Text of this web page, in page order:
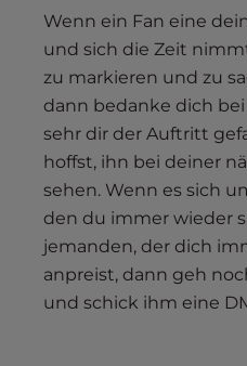
Wenn ein Fan eine
und sich die Zeit
zu markieren und zu
dann bedanke dich
sehr dir der Auftritt
hoffst, ihn bei deiner
sehen. Wenn es sich
den du immer wieder
jemanden, der dich
anpreist, dann geh
und schick ihm eine